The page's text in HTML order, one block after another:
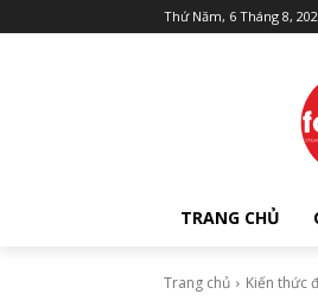
Thứ Năm, 6 Tháng 8,
TRANG CHỦ
Trang chủ Kiến thức